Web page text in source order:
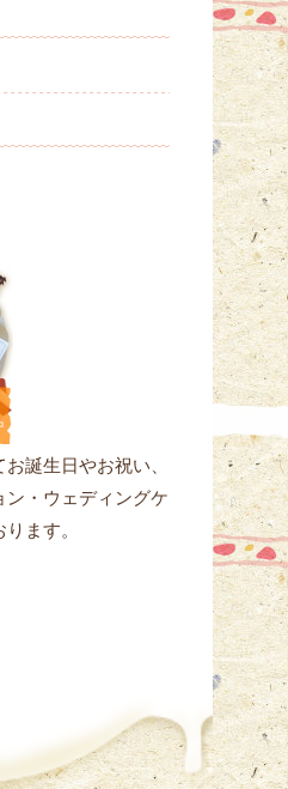
誕生日やお祝い、
ン・ウェディングケ
ます。